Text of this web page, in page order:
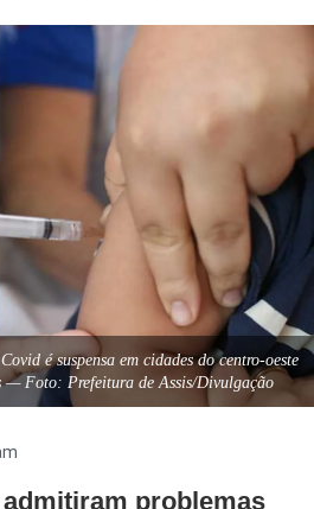
é suspensa em cidades do centro-oeste
— Foto: Prefeitura de Assis/Divulgação
problemas